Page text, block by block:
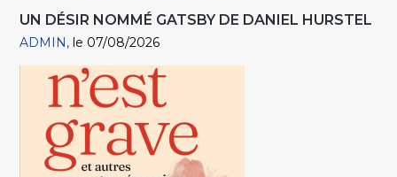
UN DÉSIR NOMMÉ GATSBY DE DANIEL HURSTEL
ADMIN le 07/08/2026